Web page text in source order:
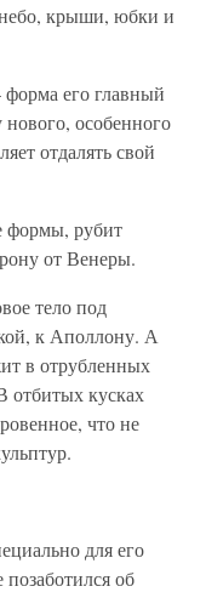
небо, крыши, юбки и
его главный
особенного
отдалять свой
формы, рубит
от Венеры.
тело под
к Аполлону. А
в отрубленных
отбитых кусках
что не
для его
позаботился об